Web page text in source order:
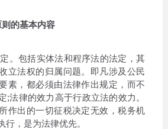
的基本内容
包括实体法和程序法的法定，其
立法权的归属问题。即凡涉及公民
素，都必须由法律作出规定，而不
;法律的效力高于行政立法的效力。
作出的一切征税决定无效，税务机
行，是为法律优先。